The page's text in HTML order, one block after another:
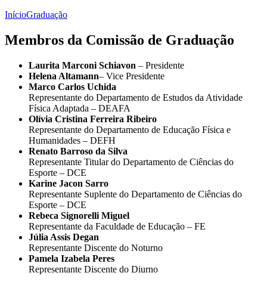
InícioGraduação
Membros da Comissão de Graduação
Laurita Marconi Schiavon – Presidente
Helena Altamann– Vice Presidente
Marco Carlos Uchida
Representante do Departamento de Estudos da Atividade
Física Adaptada – DEAFA
Olívia Cristina Ferreira Ribeiro
Representante do Departamento de Educação Física e
Humanidades – DEFH
Renato Barroso da Silva
Representante Titular do Departamento de Ciências do
Esporte – DCE
Karine Jacon Sarro
Representante Suplente do Departamento de Ciências do
Esporte – DCE
Rebeca Signorelli Miguel
Representante da Faculdade de Educação – FE
Júlia Assis Degan
Representante Discente do Noturno
Pamela Izabela Peres
Representante Discente do Diurno